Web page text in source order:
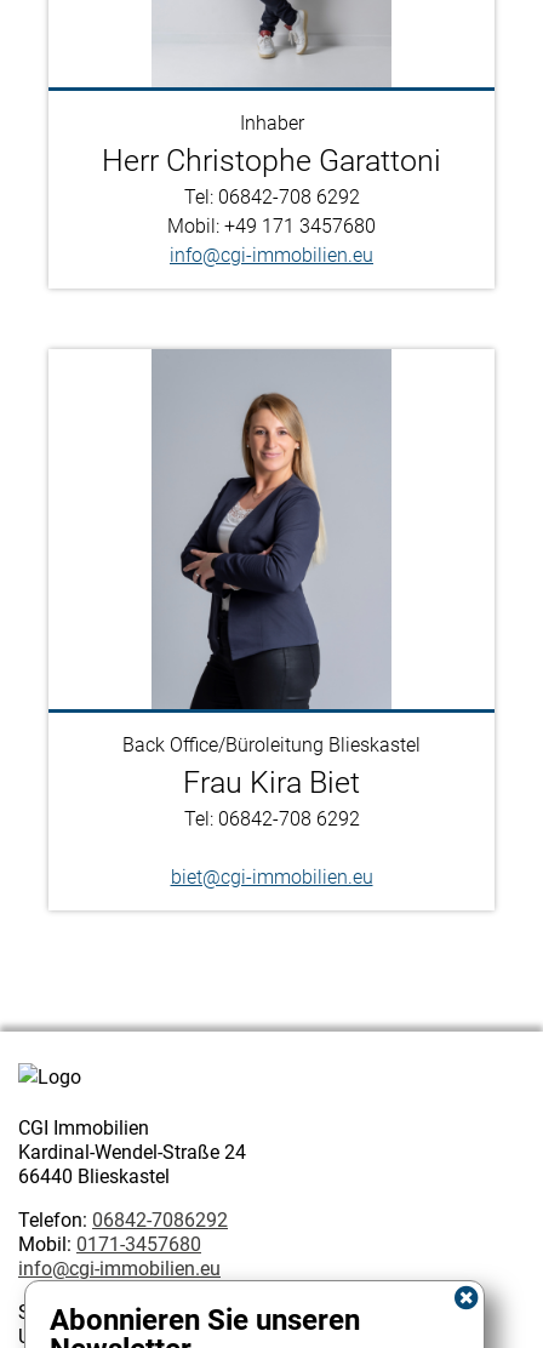
Inhaber
Herr Christophe Garattoni
Tel: 06842-708 6292
Mobil: +49 171 3457680
info@cgi-immobilien.eu
Back Office/Büroleitung Blieskastel
Frau Kira Biet
Tel: 06842-708 6292
biet@cgi-immobilien.eu
CGI Immobilien
Kardinal-Wendel-Straße 24
66440 Blieskastel
Telefon: 06842-7086292
Mobil: 0171-3457680
info@cgi-immobilien.eu
Steuernummer: 075/222/02627
USt-IdNr.: DE 314128585
Abonnieren Sie unseren